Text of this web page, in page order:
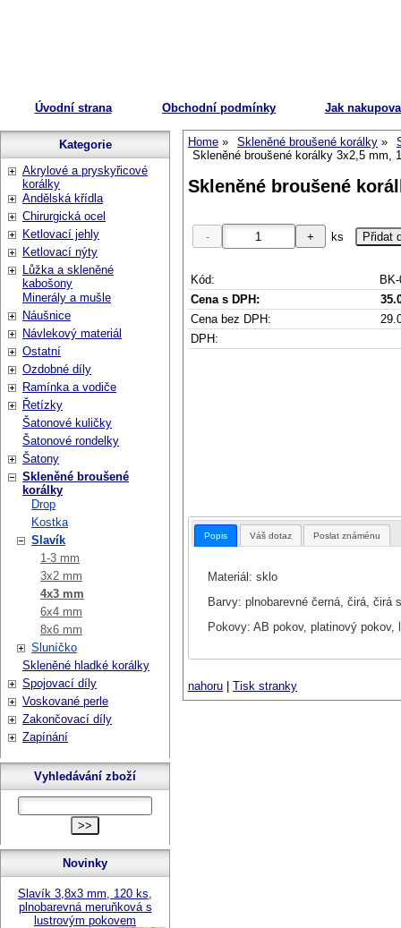
Úvodní strana Obchodní podmínky Jak
Home Skleněné broušené korálky
Skleněné broušené korálky 3x2,5 mm,
Skleněné broušené
ks
Kód:
Cena s DPH:
Cena bez DPH:
DPH:
Popis Váš dotaz Poslat známénu
Materiál: sklo
Barvy: plnobarevné černá, čirá, čirá
Pokovy: AB pokov, platinový pokov,
nahoru Tisk stranky
Kategorie
Akrylové a pryskyřicové
korálky
Andělská křídla
Chirurgická ocel
Ketlovací jehly
Ketlovací nýty
Lůžka a skleněné
kabošony
Minerály a mušle
Náušnice
Návlekový materiál
Ostatní
Ozdobné díly
Ramínka a vodiče
Řetízky
Šatonové kuličky
Šatonové rondelky
Šatony
Skleněné broušené
korálky
Drop
Kostka
Slavík
1-3 mm
3x2 mm
4x3 mm
6x4 mm
8x6 mm
Sluníčko
Skleněné hladké korálky
Spojovací díly
Voskované perle
Zakončovací díly
Zapínání
Vyhledávání zboží
Novinky
Slavík 3,8x3 mm, 120 ks,
plnobarevná meruňková s
lustrovým pokovem